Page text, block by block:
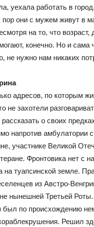
уехала работать в
они с мужем живут в
на то, что возраст,
конечно. Но и
не нужно нам никаких
адресов, по которым
не захотели
рассказать о своих
напротив амбулатории
участнике Великой
Фронтовика нет с
на туапсинской земле.
из Австро-
нынешней Третьей Роты.
по происхождению
Решил